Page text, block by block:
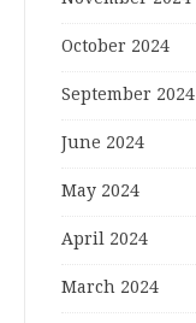
October 2024
September 2024
June 2024
May 2024
April 2024
March 2024